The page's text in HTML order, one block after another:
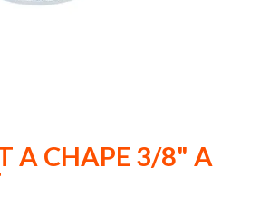
A CHAPE 3/8" A